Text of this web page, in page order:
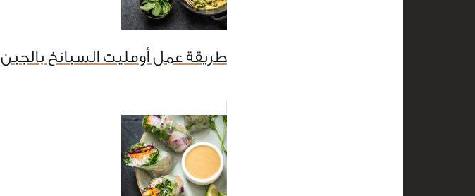
طريقة عمل أومليت السبانخ بالجبن